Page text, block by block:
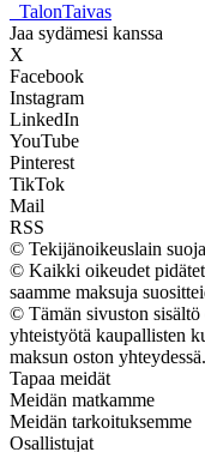
TalonTaivas
Jaa sydämesi kanssa
X
Facebook
Instagram
LinkedIn
YouTube
Pinterest
TikTok
Mail
RSS
© Tekijänoikeuslain
© Kaikki oikeudet
saamme maksuja
© Tämän sivuston
yhteistyötä kaupallisten
maksun oston
Tapaa meidät
Meidän matkamme
Meidän tarkoituksemme
Osallistujat